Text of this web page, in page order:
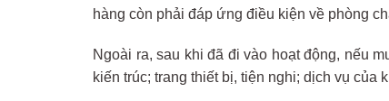
hàng còn phải đáp ứng điều kiện về phòng
Ngoài ra, sau khi đã đi vào hoạt động, nếu
kiến trúc; trang thiết bị, tiện nghi; dịch vụ của